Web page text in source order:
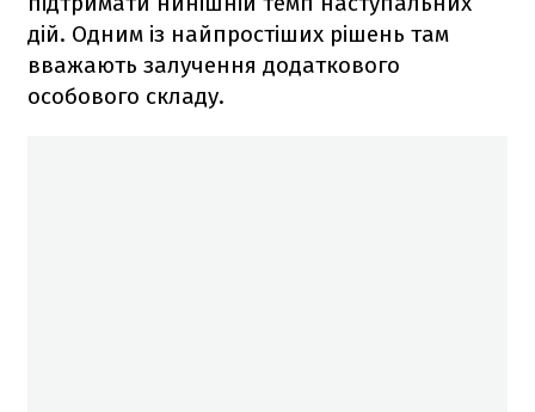
дій. Одним із найпростіших рішень там
вважають залучення додаткового
особового складу.